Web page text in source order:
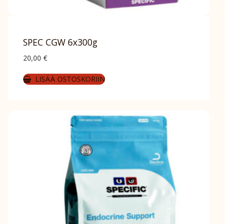
SPEC CGW 6x300g
20,00 €
LISÄÄ OSTOSKORIIN